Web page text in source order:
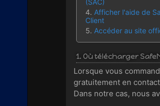
(SAC)
Afficher l'aide de
Client
Accéder au site
1. Où télécharger
Lorsque vous
gratuitement en
Dans notre cas, nous